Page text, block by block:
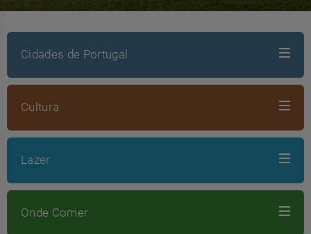
Cidades de Portugal
Cultura
Lazer
Onde Comer